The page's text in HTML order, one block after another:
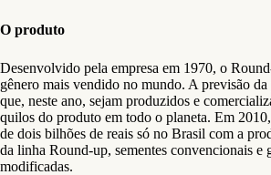
O produto
Desenvolvido pela empresa em 1970, o
gênero mais vendido no mundo. A previsão da
que, neste ano, sejam produzidos e
quilos do produto em todo o planeta. Em
de dois bilhões de reais só no Brasil com a
da linha Round-up, sementes convencionais e
modificadas.